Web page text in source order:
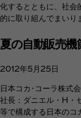
化するとともに、社会
的に取り組んでまいり
夏の自動販売
2012年5月25日
日本コカ･コーラ株式
社長：ダニエル・H・
等で構成する日本のコ